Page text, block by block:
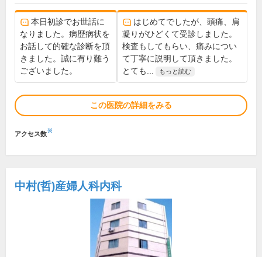
本日初診でお世話に
なりました。病歴病状を
お話して的確な診断を頂
きました。誠に有り難う
ございました。
はじめてでしたが、頭痛、肩
凝りがひどくて受診しました。
検査もしてもらい、痛みについ
て丁寧に説明して頂きました。
とても...
もっと読む
この医院の詳細をみる
アクセス数※
中村(哲)産婦人科内科